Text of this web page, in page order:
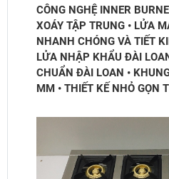
CÔNG NGHỆ INNER
XOÁY TẬP TRUNG • LỬA
NHANH CHÓNG VÀ TIẾT
LỬA NHẬP KHẨU ĐÀI
CHUẨN ĐÀI LOAN •
MM • THIẾT KẾ NHỎ GỌN